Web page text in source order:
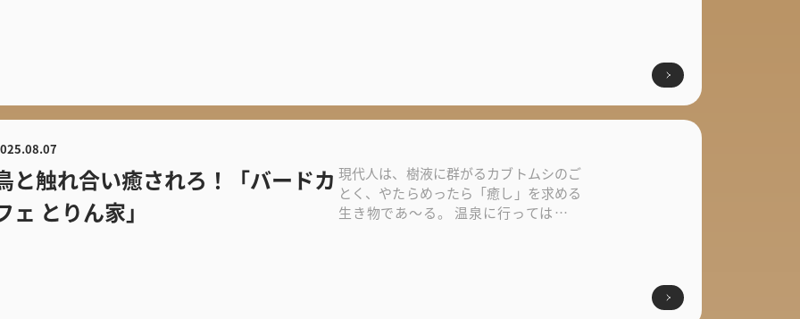
と触れ合い癒されろ！「バードカ
ェ とりん家」
現代人は、樹液に群がるカブトムシのご
とく、やたらめったら「癒し」を求める
生き物であ～る。 温泉に行っては癒さ